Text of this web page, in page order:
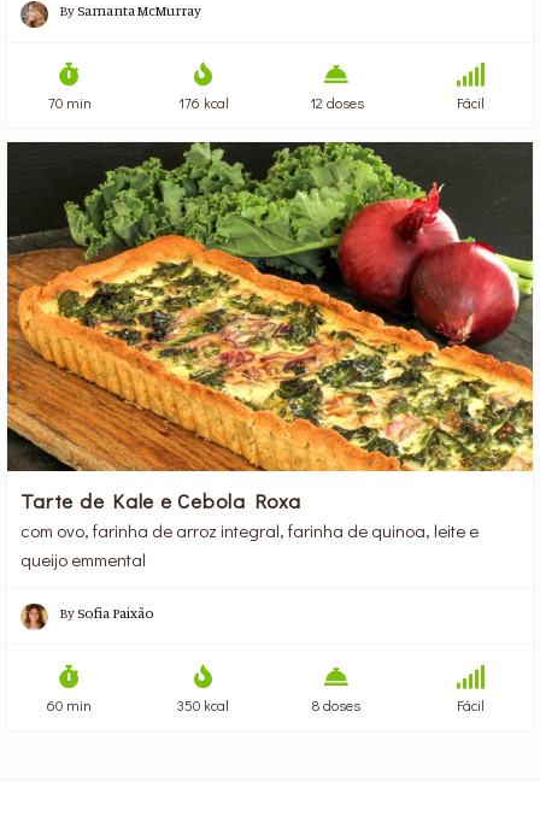
BySamanta McMurray
70 min 176 kcal 12 doses Fácil
Tarte de Kale e Cebola Roxa
com ovo, farinha de arroz integral, farinha de quinoa, leite e
queijo emmental
BySofia Paixão
60 min 350 kcal 8 doses Fácil